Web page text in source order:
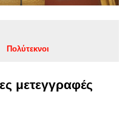
Πολύτεκνοι
μετεγγραφές